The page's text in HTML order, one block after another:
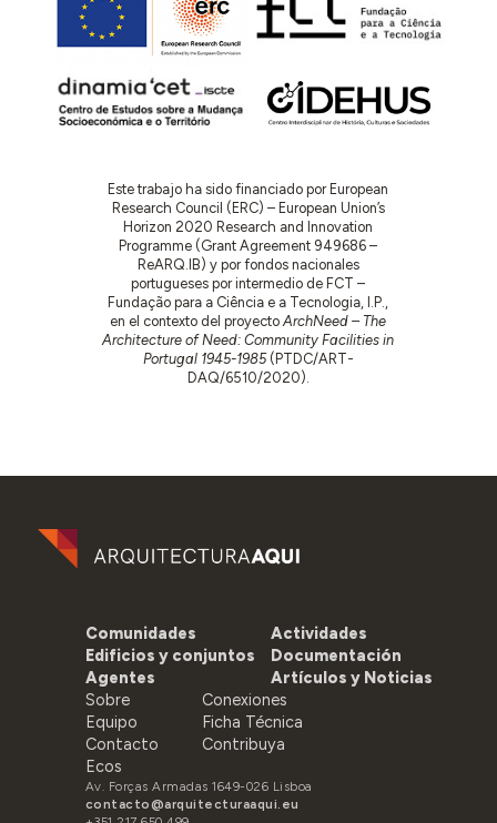
Este trabajo ha sido financiado por European
Research Council (ERC) – European Union’s
Horizon 2020 Research and Innovation
Programme (Grant Agreement 949686 –
ReARQ.IB) y por fondos nacionales
portugueses por intermedio de FCT –
Fundação para a Ciência e a Tecnologia, I.P.,
en el contexto del proyectoArchNeed – The
Architecture of Need: Community Facilities in
Portugal 1945-1985(PTDC/ART-
DAQ/6510/2020).
Comunidades
Edificios y conjuntos
Agentes
Actividades
Documentación
Artículos y Noticias
Sobre
Equipo
Contacto
Ecos
Conexiones
Ficha Técnica
Contribuya
Av. Forças Armadas 1649-026 Lisboa
contacto@arquitecturaaqui.eu